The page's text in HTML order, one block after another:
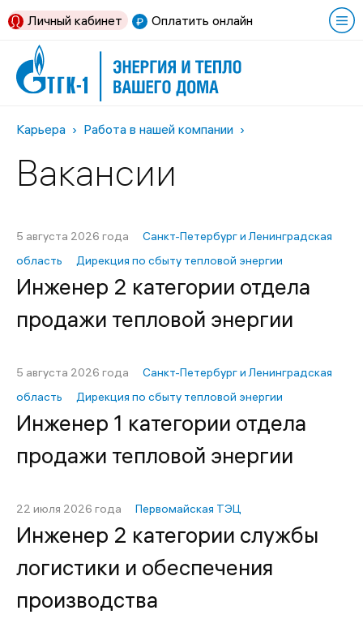
Оплатить онлайн
Личный кабинет
Карьера Работа в нашей компании
Вакансии
5 августа 2026 года
Санкт-Петербург и Ленинградская
область
Дирекция по сбыту тепловой энергии
Инженер 2 категории отдела
продажи тепловой энергии
5 августа 2026 года
Санкт-Петербург и Ленинградская
область
Дирекция по сбыту тепловой энергии
Инженер 1 категории отдела
продажи тепловой энергии
22 июля 2026 года Первомайская ТЭЦ
Инженер 2 категории службы
логистики и обеспечения
производства